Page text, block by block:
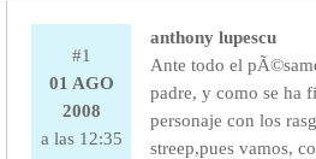
#1
01 AGO
2008
a las 12:35
anthony lupescu
Ante todo el
padre, y como se ha
personaje con los
streep,pues vamos,